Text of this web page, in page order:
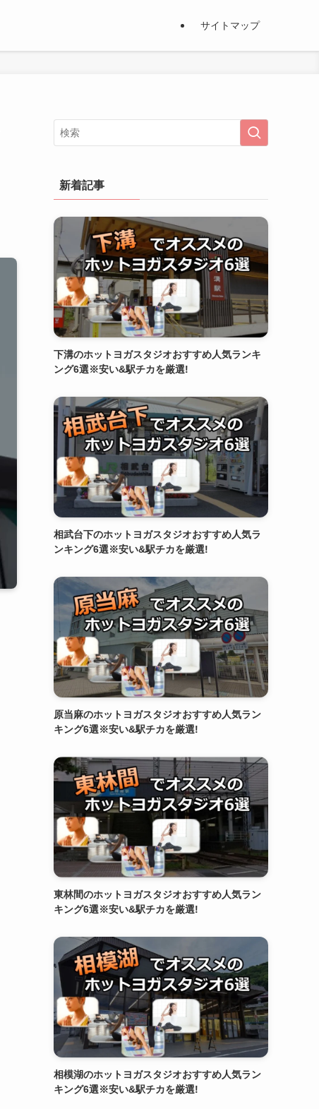
サイトマップ
新着記事
下溝のホットヨガスタジオおすすめ人気ランキ
ング6選※安い&駅チカを厳選!
相武台下のホットヨガスタジオおすすめ人気ラ
ンキング6選※安い&駅チカを厳選!
原当麻のホットヨガスタジオおすすめ人気ラン
キング6選※安い&駅チカを厳選!
東林間のホットヨガスタジオおすすめ人気ラン
キング6選※安い&駅チカを厳選!
相模湖のホットヨガスタジオおすすめ人気ラン
キング6選※安い&駅チカを厳選!